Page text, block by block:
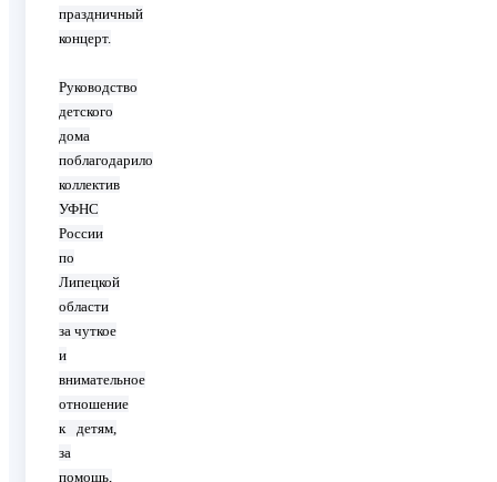
праздничный
концерт.
Руководство
детского
дома
поблагодарило
коллектив
УФНС
России
по
Липецкой
области
за чуткое
и
внимательное
отношение
к детям,
за
помощь,